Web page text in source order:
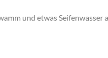
und etwas